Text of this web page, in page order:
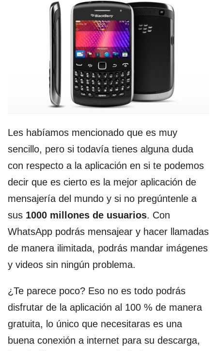
Les habíamos mencionado que es muy
sencillo, pero si todavía tienes alguna duda
con respecto a la aplicación en si te podemos
decir que es cierto es la mejor aplicación de
mensajería del mundo y si no pregúntenle a
sus 1000 millones de usuarios. Con
WhatsApp podrás mensajear y hacer llamadas
de manera ilimitada, podrás mandar imágenes
y videos sin ningún problema.
¿Te parece poco? Eso no es todo podrás
disfrutar de la aplicación al 100 % de manera
gratuita, lo único que necesitaras es una
buena conexión a internet para su descarga,